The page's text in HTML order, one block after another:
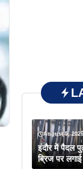
August 5, 2026
इंदौर में पैदल
ब्रिज पर